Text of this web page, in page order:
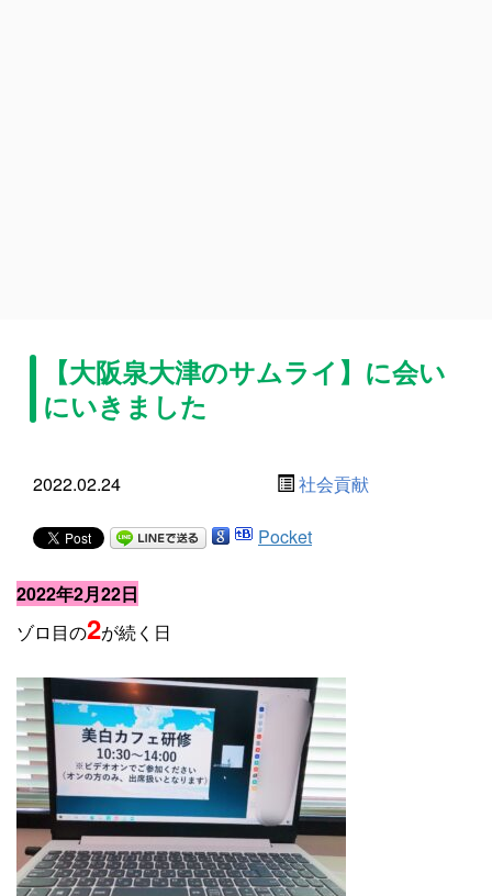
【大阪泉大津のサムライ】に会い
にいきました
2022.02.24 社会貢献
Pocket
2022年2月22日
ゾロ目の2が続く日